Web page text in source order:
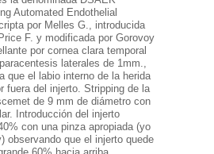
Automated Endothelial
por Melles G., introducida
F. y modificada por Gorovoy
por cornea clara temporal
laterales de 1mm.,
que el labio interno de la herida
fuera del injerto. Stripping de la
de 9 mm de diámetro con
Introducción del injerto
con una pinza apropiada (yo
observando que el injerto quede